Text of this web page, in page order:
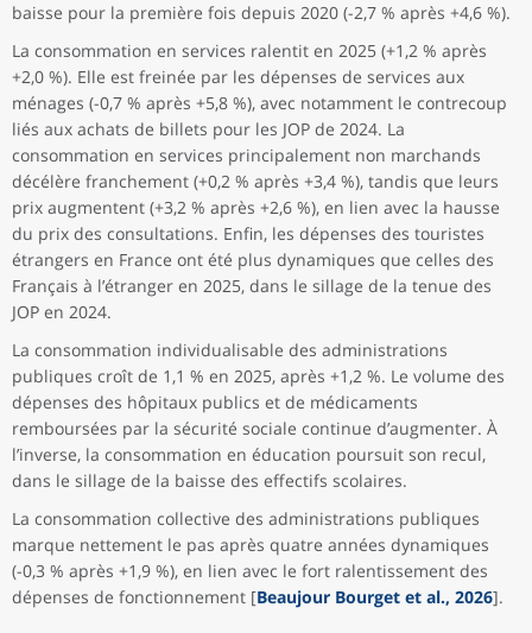
baisse pour la première fois depuis 2020 (-2,7 % après +4,6 %).
La consommation en services ralentit en 2025 (+1,2 % après
+2,0 %). Elle est freinée par les dépenses de services aux
ménages (-0,7 % après +5,8 %), avec notamment le contrecoup
liés aux achats de billets pour les JOP de 2024. La
consommation en services principalement non marchands
décélère franchement (+0,2 % après +3,4 %), tandis que leurs
prix augmentent (+3,2 % après +2,6 %), en lien avec la hausse
du prix des consultations. Enfin, les dépenses des touristes
étrangers en France ont été plus dynamiques que celles des
Français à l’étranger en 2025, dans le sillage de la tenue des
JOP en 2024.
La consommation individualisable des administrations
publiques croît de 1,1 % en 2025, après +1,2 %. Le volume des
dépenses des hôpitaux publics et de médicaments
remboursées par la sécurité sociale continue d’augmenter. À
l’inverse, la consommation en éducation poursuit son recul,
dans le sillage de la baisse des effectifs scolaires.
La consommation collective des administrations publiques
marque nettement le pas après quatre années dynamiques
(-0,3 % après +1,9 %), en lien avec le fort ralentissement des
dépenses de fonctionnement [Beaujour Bourget et al., 2026].